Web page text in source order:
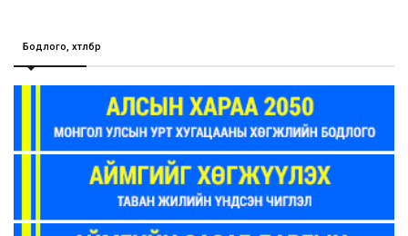
Бодлого, хөтөлбөр